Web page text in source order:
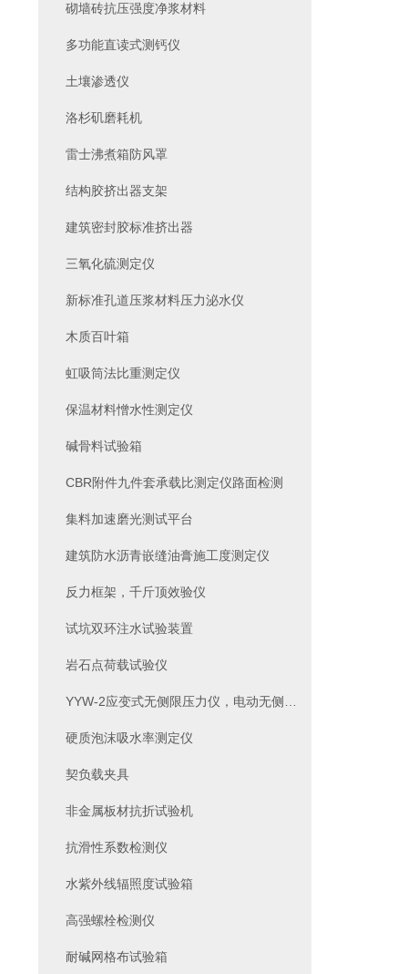
砌墙砖抗压强度净浆材料
多功能直读式测钙仪
土壤渗透仪
洛杉矶磨耗机
雷士沸煮箱防风罩
结构胶挤出器支架
建筑密封胶标准挤出器
三氧化硫测定仪
新标准孔道压浆材料压力泌水仪
木质百叶箱
虹吸筒法比重测定仪
保温材料憎水性测定仪
碱骨料试验箱
CBR附件九件套承载比测定仪路面检测
集料加速磨光测试平台
建筑防水沥青嵌缝油膏施工度测定仪
反力框架，千斤顶效验仪
试坑双环注水试验装置
岩石点荷载试验仪
硬质泡沫吸水率测定仪
契负载夹具
非金属板材抗折试验机
抗滑性系数检测仪
水紫外线辐照度试验箱
高强螺栓检测仪
耐碱网格布试验箱